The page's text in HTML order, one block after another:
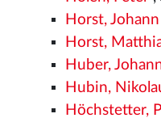
Horst,
Horst,
Huber,
Hubin,
Höchstetter,